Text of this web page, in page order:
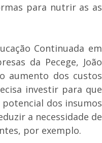
para nutrir as as
Continuada em
da Pecege, João
aumento dos custos
investir para que
dos insumos
a necessidade de
por exemplo.